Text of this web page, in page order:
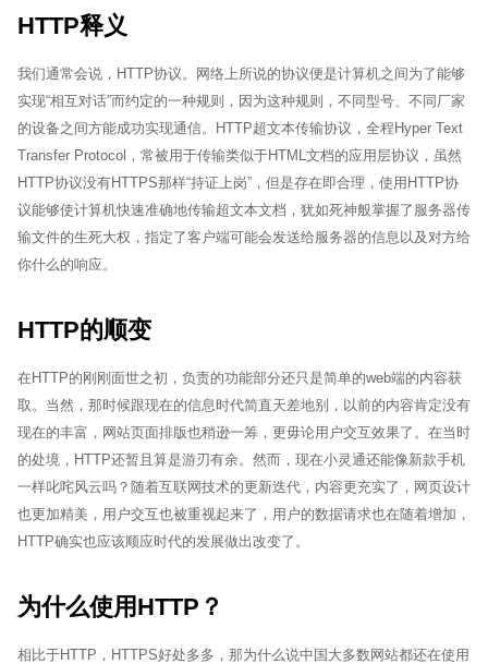
HTTP释义
我们通常会说，HTTP协议。网络上所说的协议便是计算机之间为了能够
实现“相互对话”而约定的一种规则，因为这种规则，不同型号、不同厂家
的设备之间方能成功实现通信。HTTP超文本传输协议，全程Hyper Text
Transfer Protocol，常被用于传输类似于HTML文档的应用层协议，虽然
HTTP协议没有HTTPS那样“持证上岗”，但是存在即合理，使用HTTP协
议能够使计算机快速准确地传输超文本文档，犹如死神般掌握了服务器传
输文件的生死大权，指定了客户端可能会发送给服务器的信息以及对方给
你什么的响应。
HTTP的顺变
在HTTP的刚刚面世之初，负责的功能部分还只是简单的web端的内容获
取。当然，那时候跟现在的信息时代简直天差地别，以前的内容肯定没有
现在的丰富，网站页面排版也稍逊一筹，更毋论用户交互效果了。在当时
的处境，HTTP还暂且算是游刃有余。然而，现在小灵通还能像新款手机
一样叱咤风云吗？随着互联网技术的更新迭代，内容更充实了，网页设计
也更加精美，用户交互也被重视起来了，用户的数据请求也在随着增加，
HTTP确实也应该顺应时代的发展做出改变了。
为什么使用HTTP？
相比于HTTP，HTTPS好处多多，那为什么说中国大多数网站都还在使用